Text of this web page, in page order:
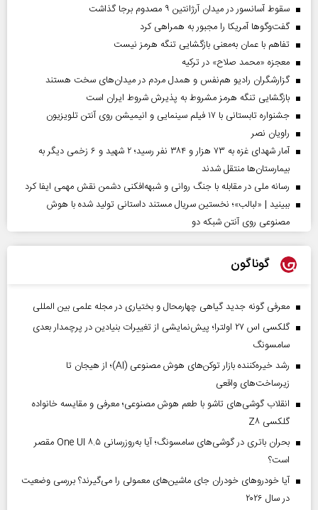
سقوط آسانسور در میدان آرژانتین ۹ مصدوم برجا گذاشت
گفت‌وگوها آمریکا را مجبور به همراهی کرد
تفاهم با عمان به‌معنی بازگشایی تنگه هرمز نیست
معجزه «محمد صلاح» در ترکیه
گزارشگران رادیو هم‌نفس و همدل مردم در میدان‌های سخت هستند
بازگشایی تنگه هرمز مشروط به پذیرش شروط ایران است
جشنواره تابستانی با ۱۷ فیلم سینمایی و انیمیشن روی آنتن تلویزیون
راویان نصر
آمار شهدای غزه به ۷۳ هزار و ۳۸۴ نفر رسید؛ ۲ شهید و ۶ زخمی دیگر به
بیمارستان‌ها منتقل شدند
رسانه ملی در مقابله با جنگ روانی و شبهه‌افکنی دشمن نقش مهمی ایفا کرد
ببینید | «لبالب»؛ نخستین سریال مستند داستانی تولید شده با هوش
مصنوعی روی آنتن شبکه دو
گوناگون
معرفی گونه جدید گیاهی چهارمحال و بختیاری در مجله علمی بین المللی
گلکسی اس ۲۷ اولترا؛ پیش‌نمایشی از تغییرات بنیادین در پرچمدار بعدی
سامسونگ
رشد خیره‌کننده بازار توکن‌های هوش مصنوعی (AI)؛ از هیجان تا
زیرساخت‌های واقعی
انقلاب گوشی‌های تاشو‌ با طعم هوش مصنوعی؛ معرفی و مقایسه خانواده
گلکسی Z۸
بحران باتری در گوشی‌های سامسونگ؛ آیا به‌روزرسانی One UI ۸.۵ مقصر
است؟
آیا خودروهای خودران جای ماشین‌های معمولی را می‌گیرند؟ بررسی وضعیت
در سال ۲۰۲۶